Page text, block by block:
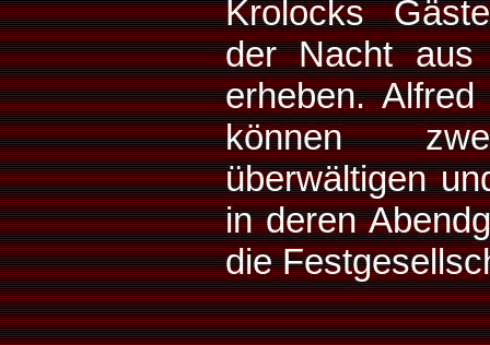
Krolocks
der Nacht aus
erheben.
können
überwältigen
in deren
die